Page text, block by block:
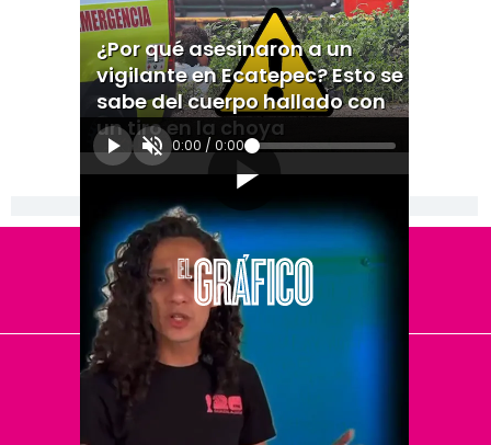
¿Por qué asesinaron a un
vigilante en Ecatepec? Esto se
sabe del cuerpo hallado con
un tiro en la choya
0:00 / 0:00
[Publicidad]
El Universal
Vive USA